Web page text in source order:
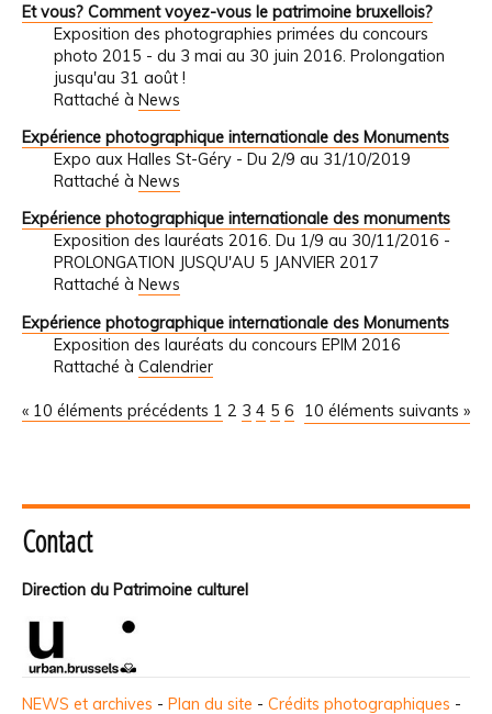
Et vous? Comment voyez-vous le patrimoine bruxellois?
Exposition des photographies primées du concours
photo 2015 - du 3 mai au 30 juin 2016. Prolongation
jusqu'au 31 août !
Rattaché à News
Expérience photographique internationale des Monuments
Expo aux Halles St-Géry - Du 2/9 au 31/10/2019
Rattaché à News
Expérience photographique internationale des monuments
Exposition des lauréats 2016. Du 1/9 au 30/11/2016 -
PROLONGATION JUSQU'AU 5 JANVIER 2017
Rattaché à News
Expérience photographique internationale des Monuments
Exposition des lauréats du concours EPIM 2016
Rattaché à Calendrier
« 10 éléments précédents 10 éléments suivants »
1 2 3 4 5 6
Contact
Direction du Patrimoine culturel
NEWS et archives - Plan du site - Crédits photographiques -